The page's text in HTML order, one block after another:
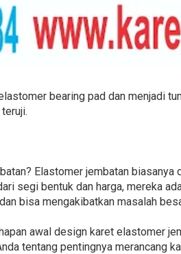
bearing pad dan menjadi
Elastomer jembatan
segi bentuk dan harga, mereka
bisa mengakibatkan masalah
awal design karet elastomer
tentang pentingnya merancang